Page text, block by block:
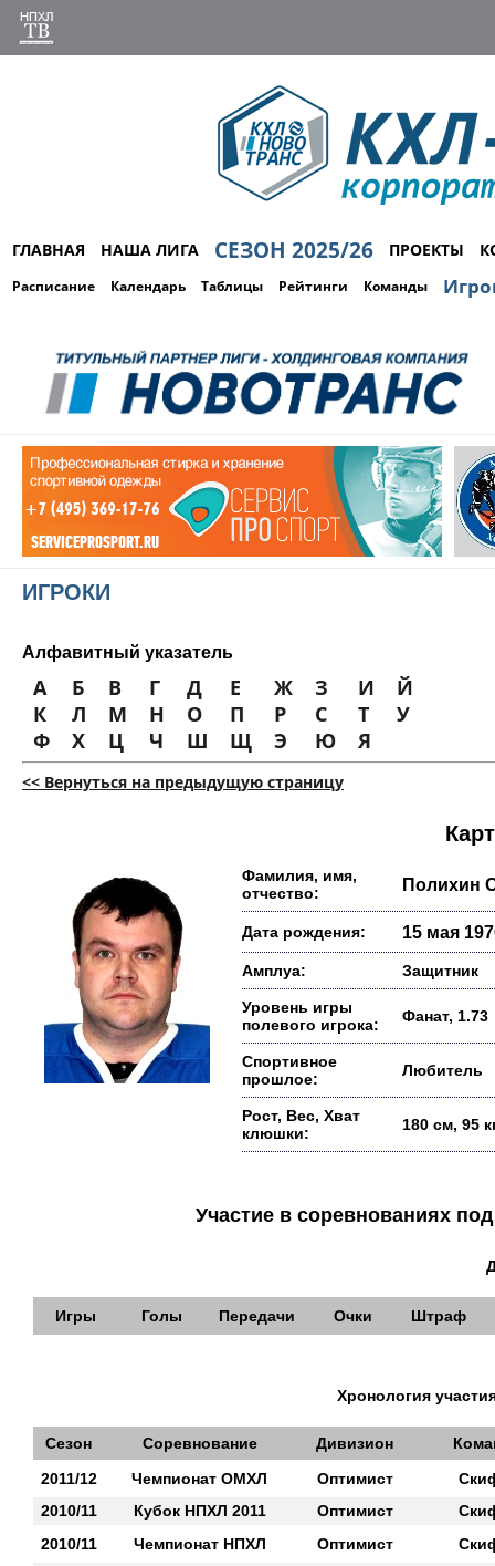
ГЛАВНАЯ НАША ЛИГА СЕЗОН 2025/26 ПРОЕКТЫ
Расписание Календарь Таблицы Рейтинги Команды
ИГРОКИ
Алфавитный указатель
А Б В Г Д Е Ж З И
Й
К
Л М Н О П Р С Т
У
Ф
Х Ц Ч Ш Щ Э Ю Я
<< Вернуться на предыдущую страницу
Фамилия, имя,
отчество:
Полихин
Дата рождения: 15 мая
Амплуа: Защитник
Уровень игры
полевого игрока:
Фанат, 1.73
Спортивное
прошлое:
Любитель
Рост, Вес, Хват
клюшки:
180 см, 95
Участие в соревнованиях
Игры Голы Передачи Очки Штраф
Хронология
Сезон Соревнование Дивизион
2011/12
Чемпионат ОМХЛ Оптимист
2010/11
Кубок НПХЛ 2011 Оптимист
2010/11
Чемпионат НПХЛ Оптимист